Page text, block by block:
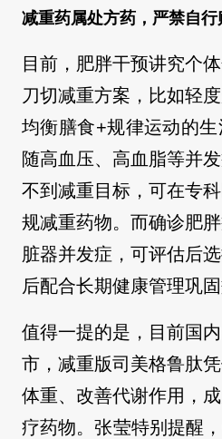
减重药属处方药，严禁自行
目前，肥胖干预讲究个
刀切减重方案，比如轻
均衡膳食+规律运动的
随高血压、高血脂等并
不到减重目标，可在专
规减重药物。而确诊肥
脏器并发症，可评估后
后配合长期健康管理巩固
值得一提的是，目前国
市，减重版司美格鲁肽
体重、改善代谢作用，
疗药物。张莹特别提醒